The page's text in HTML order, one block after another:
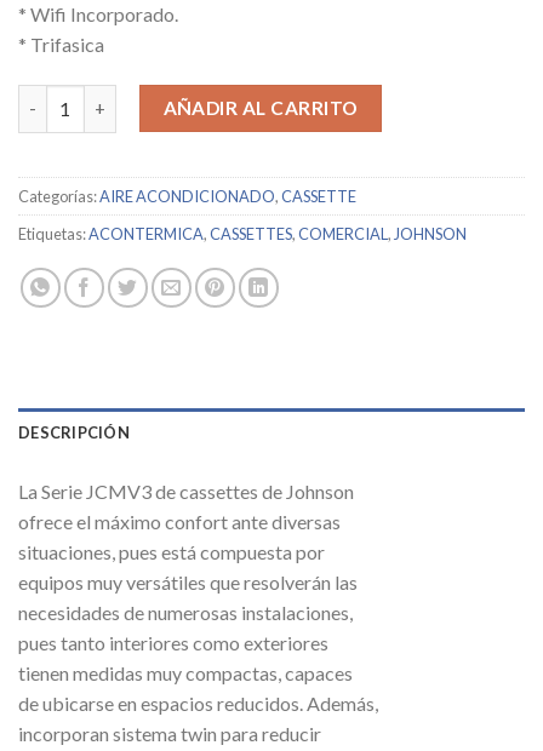
* Wifi Incorporado.
* Trifasica
JOHNSON / JCM140Y3K / 13277 cantidad
AÑADIR AL CARRITO
Categorías:AIRE ACONDICIONADO,CASSETTE
Etiquetas:ACONTERMICA,CASSETTES,COMERCIAL,JOHNSON
DESCRIPCIÓN
La Serie JCMV3 de cassettes de Johnson
ofrece el máximo confort ante diversas
situaciones, pues está compuesta por
equipos muy versátiles que resolverán las
necesidades de numerosas instalaciones,
pues tanto interiores como exteriores
tienen medidas muy compactas, capaces
de ubicarse en espacios reducidos. Además,
incorporan sistema twin para reducir